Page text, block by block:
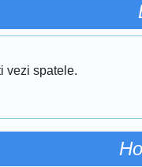
vezi spatele.